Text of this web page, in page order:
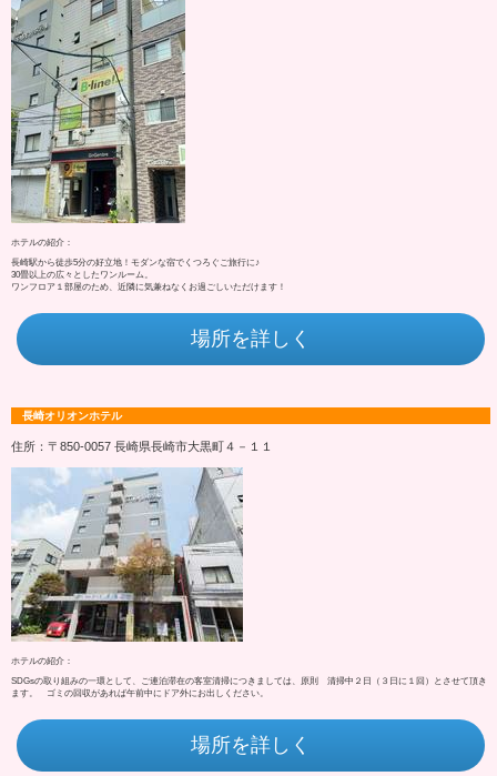
ホテルの紹介：
長崎駅から徒歩5分の好立地！モダンな宿でくつろぐご旅行に♪
30畳以上の広々としたワンルーム。
ワンフロア１部屋のため、近隣に気兼ねなくお過ごしいただけます！
場所を詳しく
長崎オリオンホテル
住所：〒850-0057 長崎県長崎市大黒町４－１１
ホテルの紹介：
SDGsの取り組みの一環として、ご連泊滞在の客室清掃につきましては、原則 清掃中２日（３日に１回）とさせて頂き
ます。 ゴミの回収があれば午前中にドア外にお出しください。
場所を詳しく